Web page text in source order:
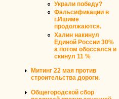
Украли победу?
Фальсификации в
г.Ишиме
продолжаются.
Халин накинул
Единой России 30%
а потом обоссался и
скинул 11 %
Митинг 22 мая против
строительства дороги.
Общегородской сбор